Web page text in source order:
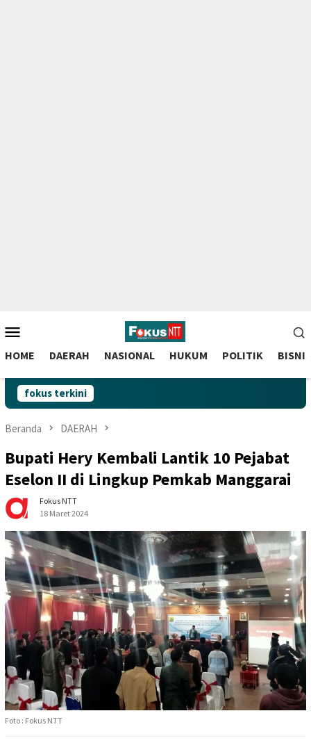
to
contentMobile
HOME DAERAH NASIONAL HUKUM POLITIK BISNIS
fokus terkini
Beranda DAERAH
Bupati Hery Kembali Lantik 10 Pejabat
Eselon II di Lingkup Pemkab Manggarai
Fokus NTT
18 Maret 2024
Foto : Fokus NTT